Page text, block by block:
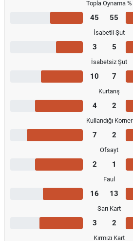
Topla Oynama %
45 55
İsabetli Şut
3 5
İsabetsiz Şut
10 7
Kurtarış
4 2
Kullandığı Korner
7 2
Ofsayt
2 1
Faul
16 13
Sarı Kart
3 2
Kırmızı Kart